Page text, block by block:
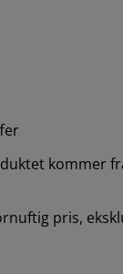
kommer
pris,